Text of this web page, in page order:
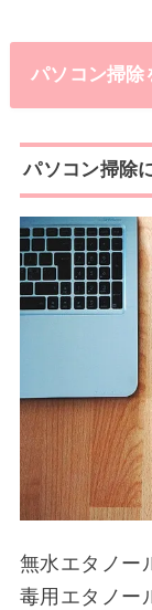
パソコン掃除
パソコン掃除
無水エタノー
毒用エタノー